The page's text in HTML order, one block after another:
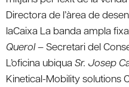
Directora de l’àrea de
laCaixa La banda ampla
Querol– Secretari del
L’oficina ubiqua Sr. Josep
Kinetical-Mobility solutions